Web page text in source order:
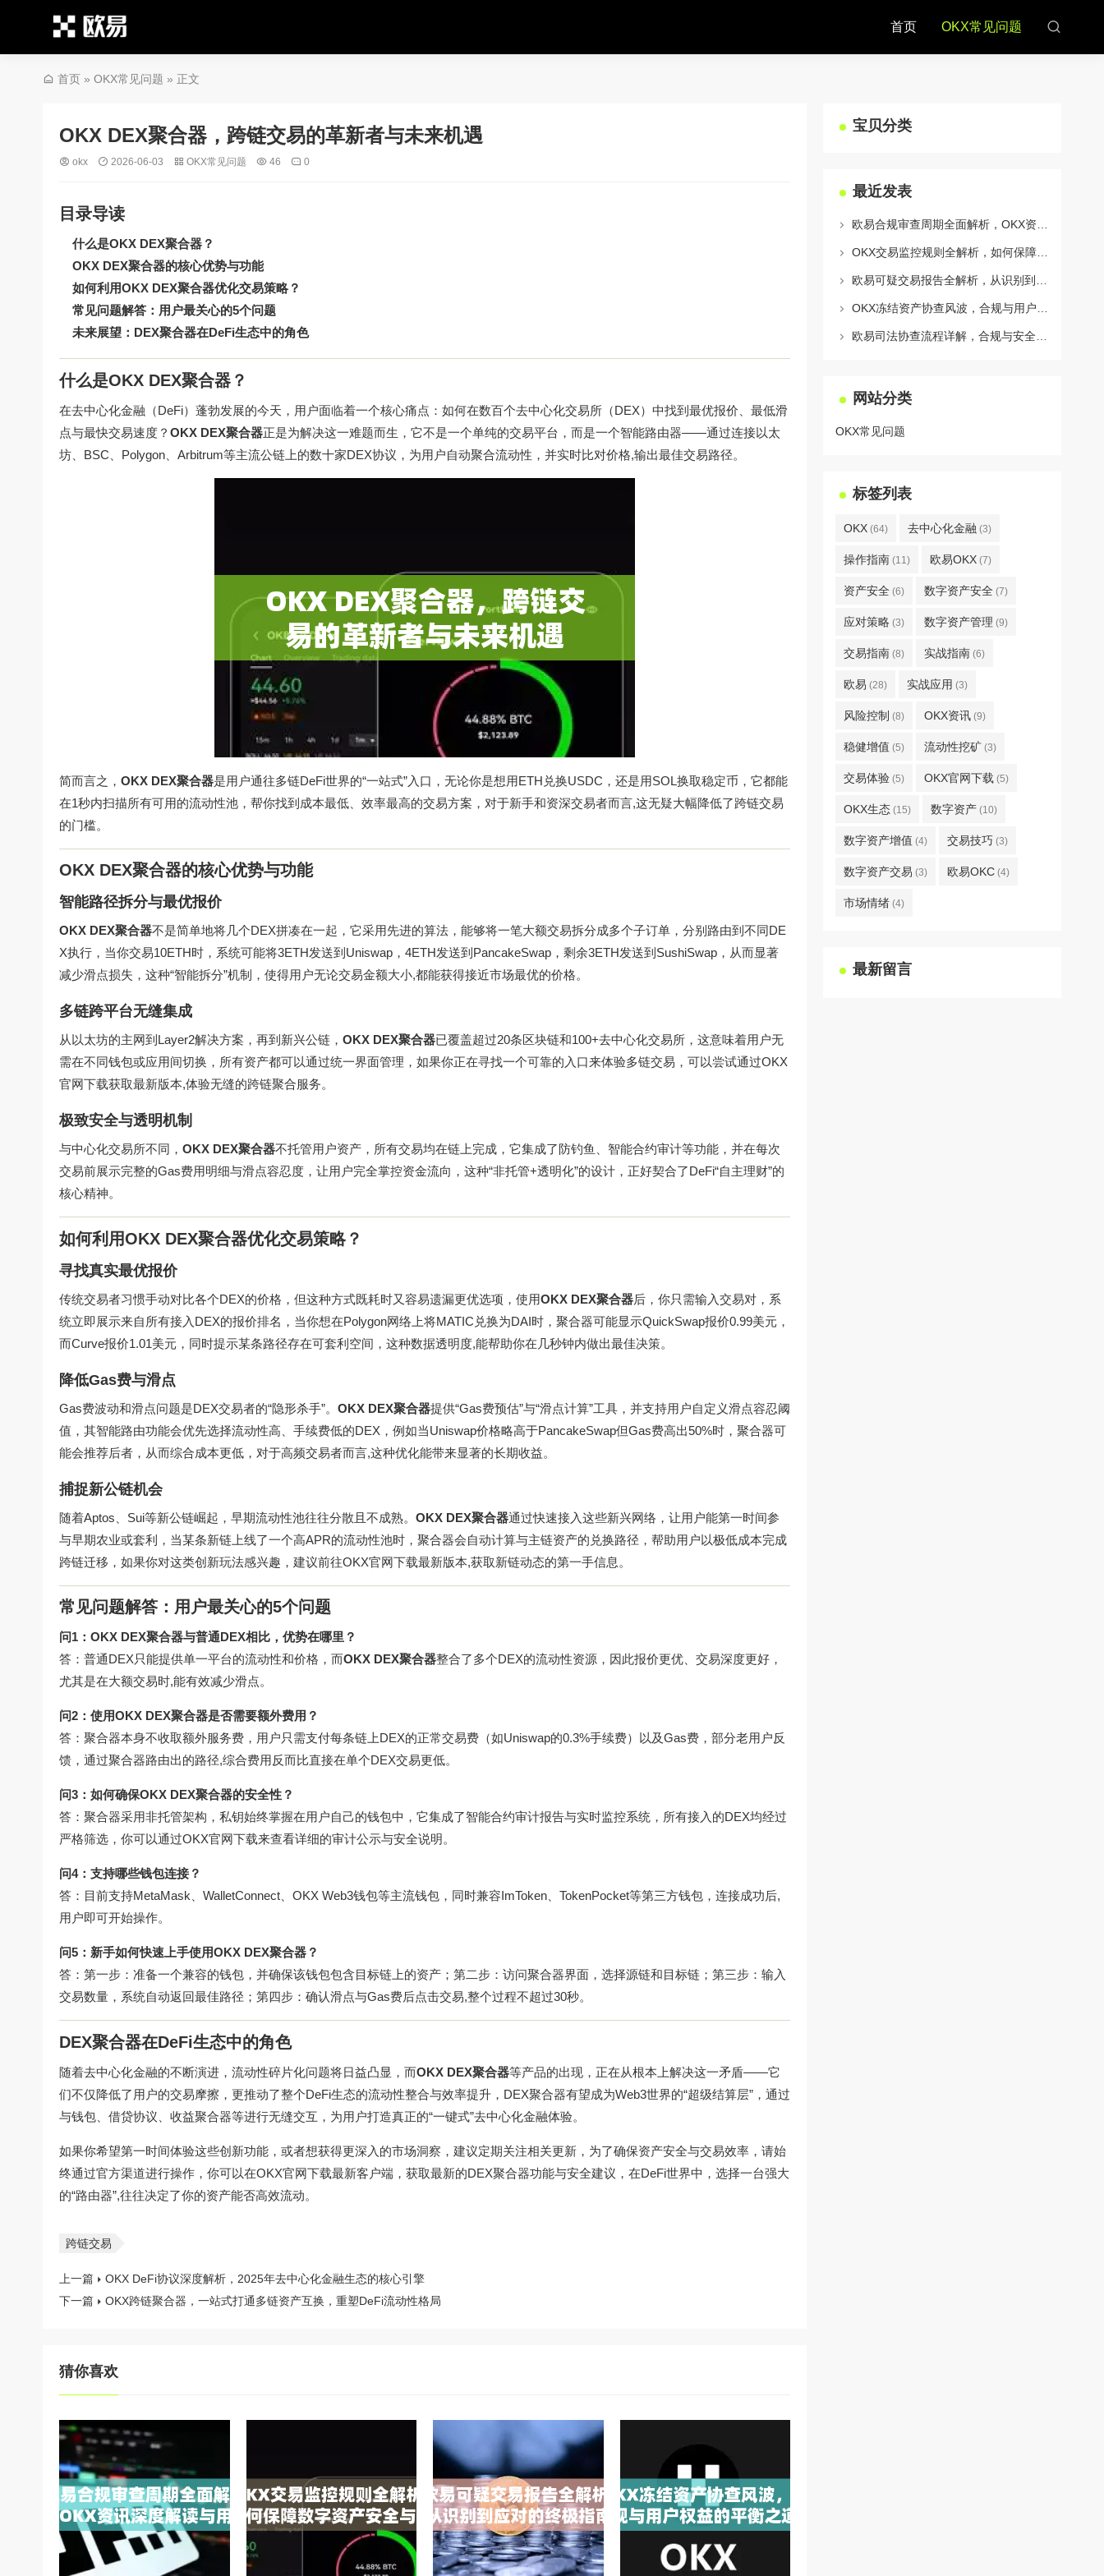
首页 OKX常见问题
首页 » OKX常见问题 » 正文
OKX DEX聚合器，跨链交易的革新者与未来机遇
okx 2026-06-03 OKX常见问题 46 0
目录导读
什么是OKX DEX聚合器？
OKX DEX聚合器的核心优势与功能
如何利用OKX DEX聚合器优化交易策略？
常见问题解答：用户最关心的5个问题
未来展望：DEX聚合器在DeFi生态中的角色
什么是OKX DEX聚合器？
在去中心化金融（DeFi）蓬勃发展的今天，用户面临着一个核心痛点：如何在数百个去中心化交易所（DEX）中找到最优报价、最低滑
点与最快交易速度？ OKX DEX聚合器正是为解决这一难题而生，它不是一个单纯的交易平台，而是一个智能路由器——通过连接以太
坊、BSC、Polygon、Arbitrum等主流公链上的数十家DEX协议，为用户自动聚合流动性，并实时比对价格,输出最佳交易路径。
简而言之， OKX DEX聚合器是用户通往多链DeFi世界的“一站式”入口，无论你是想用ETH兑换USDC，还是用SOL换取稳定币，它都能
在1秒内扫描所有可用的流动性池，帮你找到成本最低、效率最高的交易方案，对于新手和资深交易者而言,这无疑大幅降低了跨链交易
的门槛。
OKX DEX聚合器的核心优势与功能
智能路径拆分与最优报价
OKX DEX聚合器不是简单地将几个DEX拼凑在一起，它采用先进的算法，能够将一笔大额交易拆分成多个子订单，分别路由到不同DE
X执行，当你交易10ETH时，系统可能将3ETH发送到Uniswap，4ETH发送到PancakeSwap，剩余3ETH发送到SushiSwap，从而显著
减少滑点损失，这种“智能拆分”机制，使得用户无论交易金额大小,都能获得接近市场最优的价格。
多链跨平台无缝集成
从以太坊的主网到Layer2解决方案，再到新兴公链， OKX DEX聚合器已覆盖超过20条区块链和100+去中心化交易所，这意味着用户无
需在不同钱包或应用间切换，所有资产都可以通过统一界面管理，如果你正在寻找一个可靠的入口来体验多链交易，可以尝试通过OKX
官网下载获取最新版本,体验无缝的跨链聚合服务。
极致安全与透明机制
与中心化交易所不同， OKX DEX聚合器不托管用户资产，所有交易均在链上完成，它集成了防钓鱼、智能合约审计等功能，并在每次
交易前展示完整的Gas费用明细与滑点容忍度，让用户完全掌控资金流向，这种“非托管+透明化”的设计，正好契合了DeFi“自主理财”的
核心精神。
如何利用OKX DEX聚合器优化交易策略？
寻找真实最优报价
传统交易者习惯手动对比各个DEX的价格，但这种方式既耗时又容易遗漏更优选项，使用OKX DEX聚合器后，你只需输入交易对，系
统立即展示来自所有接入DEX的报价排名，当你想在Polygon网络上将MATIC兑换为DAI时，聚合器可能显示QuickSwap报价0.99美元，
而Curve报价1.01美元，同时提示某条路径存在可套利空间，这种数据透明度,能帮助你在几秒钟内做出最佳决策。
降低Gas费与滑点
Gas费波动和滑点问题是DEX交易者的“隐形杀手”。 OKX DEX聚合器提供“Gas费预估”与“滑点计算”工具，并支持用户自定义滑点容忍阈
值，其智能路由功能会优先选择流动性高、手续费低的DEX，例如当Uniswap价格略高于PancakeSwap但Gas费高出50%时，聚合器可
能会推荐后者，从而综合成本更低，对于高频交易者而言,这种优化能带来显著的长期收益。
捕捉新公链机会
随着Aptos、Sui等新公链崛起，早期流动性池往往分散且不成熟。 OKX DEX聚合器通过快速接入这些新兴网络，让用户能第一时间参
与早期农业或套利，当某条新链上线了一个高APR的流动性池时，聚合器会自动计算与主链资产的兑换路径，帮助用户以极低成本完成
跨链迁移，如果你对这类创新玩法感兴趣，建议前往OKX官网下载最新版本,获取新链动态的第一手信息。
常见问题解答：用户最关心的5个问题
问1：OKX DEX聚合器与普通DEX相比，优势在哪里？
答：普通DEX只能提供单一平台的流动性和价格，而OKX DEX聚合器整合了多个DEX的流动性资源，因此报价更优、交易深度更好，
尤其是在大额交易时,能有效减少滑点。
问2：使用OKX DEX聚合器是否需要额外费用？
答：聚合器本身不收取额外服务费，用户只需支付每条链上DEX的正常交易费（如Uniswap的0.3%手续费）以及Gas费，部分老用户反
馈，通过聚合器路由出的路径,综合费用反而比直接在单个DEX交易更低。
问3：如何确保OKX DEX聚合器的安全性？
答：聚合器采用非托管架构，私钥始终掌握在用户自己的钱包中，它集成了智能合约审计报告与实时监控系统，所有接入的DEX均经过
严格筛选，你可以通过OKX官网下载来查看详细的审计公示与安全说明。
问4：支持哪些钱包连接？
答：目前支持MetaMask、WalletConnect、OKX Web3钱包等主流钱包，同时兼容ImToken、TokenPocket等第三方钱包，连接成功后,
用户即可开始操作。
问5：新手如何快速上手使用OKX DEX聚合器？
答：第一步：准备一个兼容的钱包，并确保该钱包包含目标链上的资产；第二步：访问聚合器界面，选择源链和目标链；第三步：输入
交易数量，系统自动返回最佳路径；第四步：确认滑点与Gas费后点击交易,整个过程不超过30秒。
DEX聚合器在DeFi生态中的角色
随着去中心化金融的不断演进，流动性碎片化问题将日益凸显，而OKX DEX聚合器等产品的出现，正在从根本上解决这一矛盾——它
们不仅降低了用户的交易摩擦，更推动了整个DeFi生态的流动性整合与效率提升，DEX聚合器有望成为Web3世界的“超级结算层”，通过
与钱包、借贷协议、收益聚合器等进行无缝交互，为用户打造真正的“一键式”去中心化金融体验。
如果你希望第一时间体验这些创新功能，或者想获得更深入的市场洞察，建议定期关注相关更新，为了确保资产安全与交易效率，请始
终通过官方渠道进行操作，你可以在OKX官网下载最新客户端，获取最新的DEX聚合器功能与安全建议，在DeFi世界中，选择一台强大
的“路由器”,往往决定了你的资产能否高效流动。
跨链交易
上一篇
OKX DeFi协议深度解析，2025年去中心化金融生态的核心引擎
下一篇
OKX跨链聚合器，一站式打通多链资产互换，重塑DeFi流动性格局
猜你喜欢
宝贝分类
最近发表
网站分类
OKX常见问题
标签列表
OKX (64) 去中心化金融 (3)
操作指南 (11) 欧易OKX (7)
资产安全 (6) 数字资产安全 (7)
应对策略 (3) 数字资产管理 (9)
交易指南 (8) 实战指南 (6)
欧易 (28) 实战应用 (3)
风险控制 (8) OKX资讯 (9)
稳健增值 (5) 流动性挖矿 (3)
交易体验 (5) OKX官网下载 (5)
OKX生态 (15) 数字资产 (10)
数字资产增值 (4) 交易技巧 (3)
数字资产交易 (3) 欧易OKC (4)
市场情绪 (4)
最新留言